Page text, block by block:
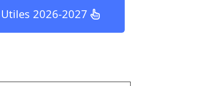
2026-2027